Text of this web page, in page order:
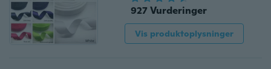
927 Vurderinger
Vis produktoplysninger